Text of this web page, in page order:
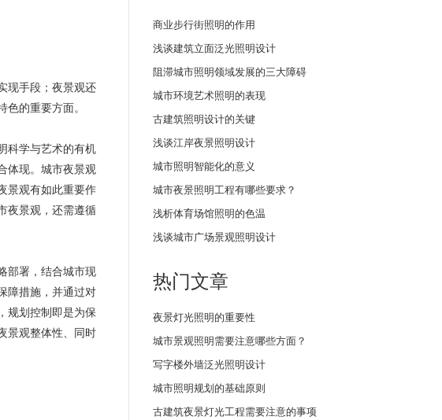
现手段；夜景观还
的重要方面。
科学与艺术的有机
体现。城市夜景观
景观有如此重要作
夜景观，还需遵循
部署，结合城市现
障措施，并通过对
规划控制即是为保
景观整体性、同时
商业步行街照明的作用
浅谈建筑立面泛光照明设计
阻滞城市照明领域发展的三大障碍
城市环境艺术照明的表现
古建筑照明设计的关键
浅谈江岸夜景照明设计
城市照明智能化的意义
城市夜景照明工程有哪些要求？
浅析体育场馆照明的色温
浅谈城市广场景观照明设计
热门文章
夜景灯光照明的重要性
城市景观照明需要注意哪些方面？
写字楼外墙泛光照明设计
城市照明规划的基础原则
古建筑夜景灯光工程需要注意的事项